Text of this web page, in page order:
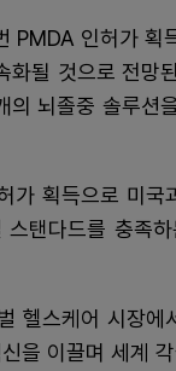
PMDA 인허가 획
될 것으로 전망
뇌졸중 솔루션
가 획득으로 미
탠다드를 충족
헬스케어 시장
을 이끌며 세계